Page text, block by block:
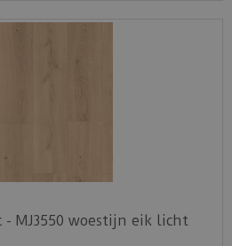
- MJ3550 woestijn eik licht